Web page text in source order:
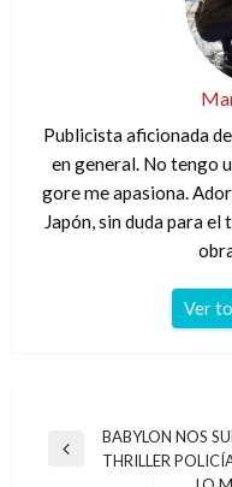
Publicista aficionada
en general. No tengo
gore me apasiona.
Japón, sin duda para
Ver
Navegación
Entrada
BABYLON NOS
THRILLER